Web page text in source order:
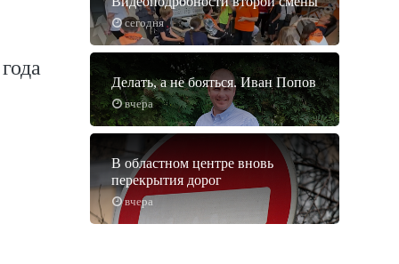
сегодня
вчера
Делать, а не бояться. Иван Попов
вчера
В областном центре вновь
перекрытия дорог